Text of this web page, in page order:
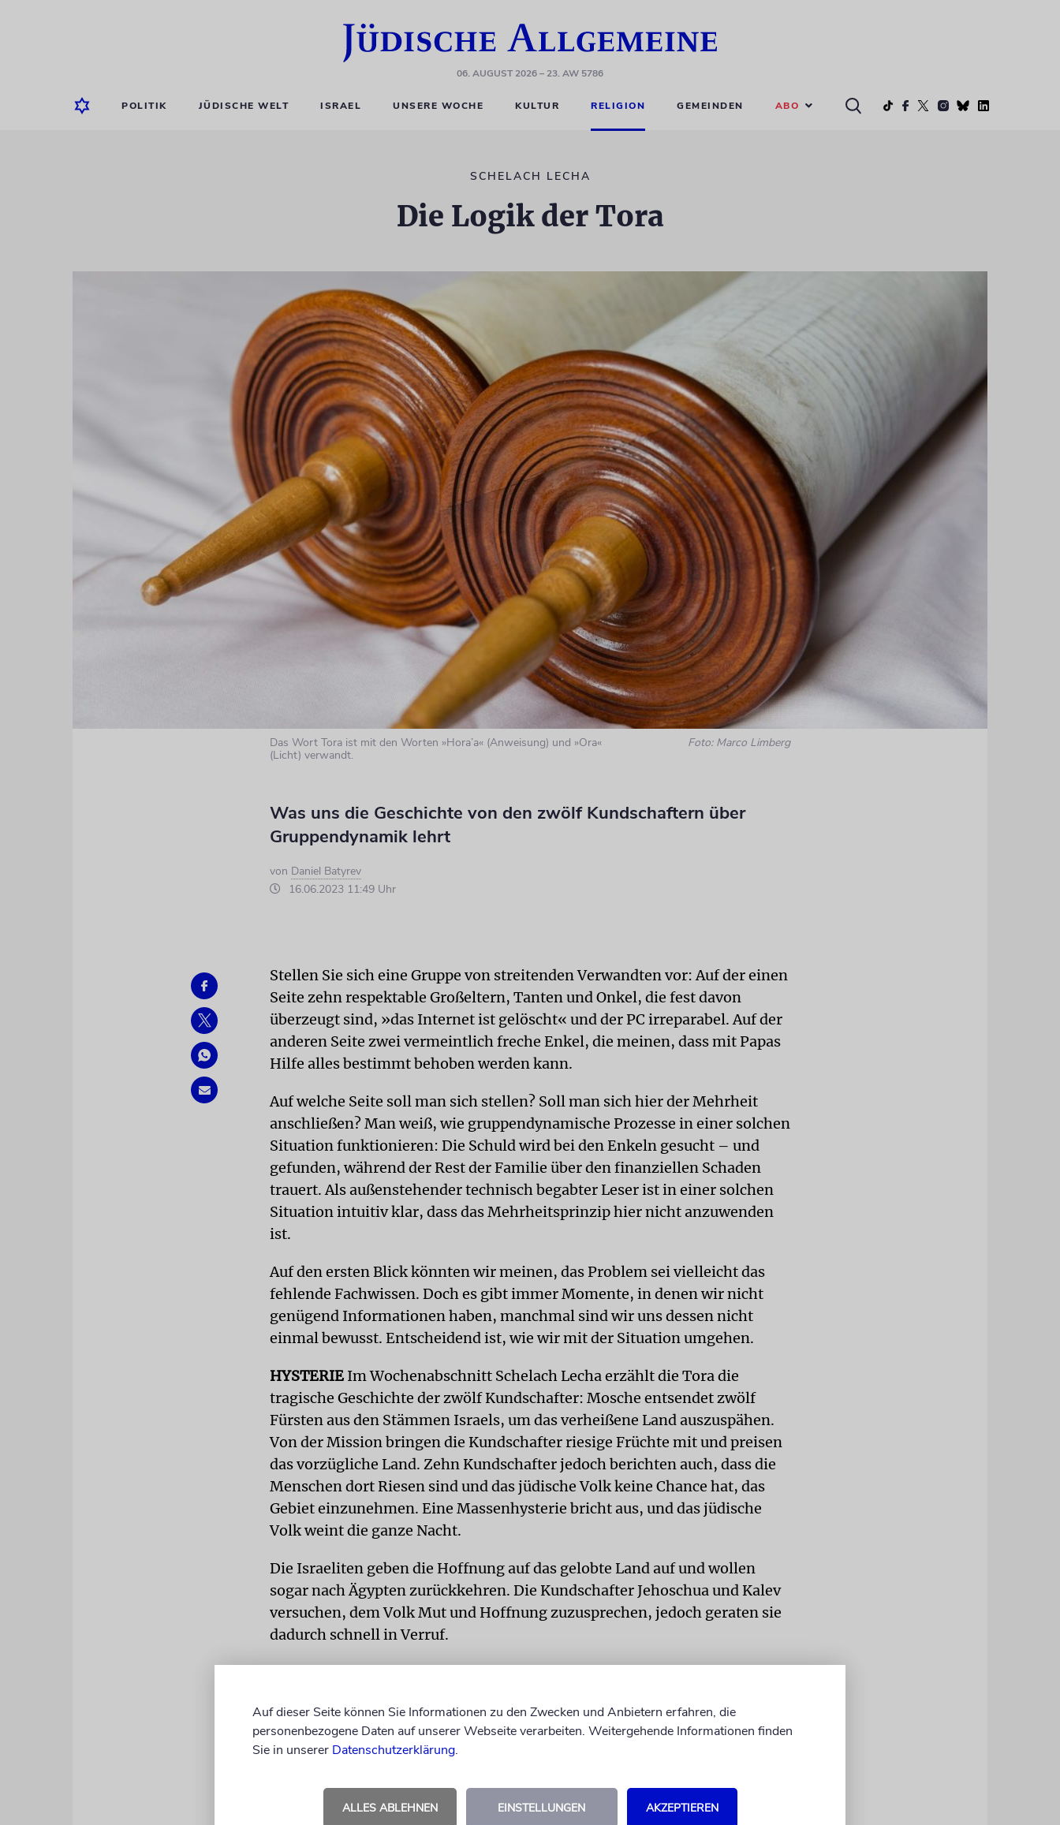
06. AUGUST 2026– 23. AW 5786
POLITIK JÜDISCHE WELT ISRAEL UNSERE WOCHE KULTUR RELIGION GEMEINDEN ABO
SCHELACH LECHA
Die Logik der Tora
Das Wort Tora ist mit den Worten »Hora’a« (Anweisung) und »Ora«
(Licht) verwandt.
Foto: Marco Limberg
Was uns die Geschichte von den zwölf Kundschaftern über
Gruppendynamik lehrt
von Daniel Batyrev
16.06.2023 11:49 Uhr
Stellen Sie sich eine Gruppe von streitenden Verwandten vor: Auf der einen
Seite zehn respektable Großeltern, Tanten und Onkel, die fest davon
überzeugt sind, »das Internet ist gelöscht« und der PC irreparabel. Auf der
anderen Seite zwei vermeintlich freche Enkel, die meinen, dass mit Papas
Hilfe alles bestimmt behoben werden kann.
Auf welche Seite soll man sich stellen? Soll man sich hier der Mehrheit
anschließen? Man weiß, wie gruppendynamische Prozesse in einer solchen
Situation funktionieren: Die Schuld wird bei den Enkeln gesucht – und
gefunden, während der Rest der Familie über den finanziellen Schaden
trauert. Als außenstehender technisch begabter Leser ist in einer solchen
Situation intuitiv klar, dass das Mehrheitsprinzip hier nicht anzuwenden
ist.
Auf den ersten Blick könnten wir meinen, das Problem sei vielleicht das
fehlende Fachwissen. Doch es gibt immer Momente, in denen wir nicht
genügend Informationen haben, manchmal sind wir uns dessen nicht
einmal bewusst. Entscheidend ist, wie wir mit der Situation umgehen.
HYSTERIE Im Wochenabschnitt Schelach Lecha erzählt die Tora die
tragische Geschichte der zwölf Kundschafter: Mosche entsendet zwölf
Fürsten aus den Stämmen Israels, um das verheißene Land auszuspähen.
Von der Mission bringen die Kundschafter riesige Früchte mit und preisen
das vorzügliche Land. Zehn Kundschafter jedoch berichten auch, dass die
Menschen dort Riesen sind und das jüdische Volk keine Chance hat, das
Gebiet einzunehmen. Eine Massenhysterie bricht aus, und das jüdische
Volk weint die ganze Nacht.
Die Israeliten geben die Hoffnung auf das gelobte Land auf und wollen
sogar nach Ägypten zurückkehren. Die Kundschafter Jehoschua und Kalev
versuchen, dem Volk Mut und Hoffnung zuzusprechen, jedoch geraten sie
dadurch schnell in Verruf.
weinen. Nur indem Mosche Gott bittet und Argumente vorbringt, kann das
Schlimmste verhindert werden, und das Urteil wird »abgemildert«: Alle
Erwachsenen, die älter als 20 sind, werden dazu verdammt, in den
jemals das Land Israel betritt, außer Jehoschua und Kalev.
Auf dieser Seite können Sie Informationen zu den Zwecken und Anbietern erfahren, die
personenbezogene Daten auf unserer Webseite verarbeiten. Weitergehende Informationen finden
Sie in unserer Datenschutzerklärung.
ALLES ABLEHNEN EINSTELLUNGEN AKZEPTIEREN